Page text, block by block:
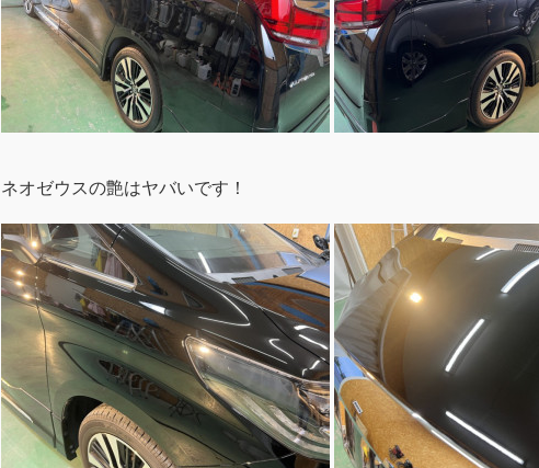
ネオゼウスの艶はヤバいです！